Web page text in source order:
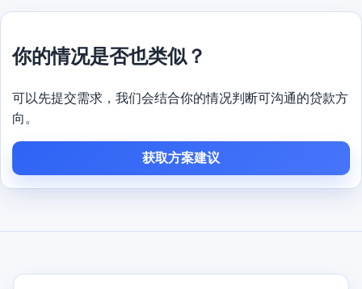
你的情况是否也类似？
可以先提交需求，我们会结合你的情况判断可沟通的贷款方
向。
获取方案建议